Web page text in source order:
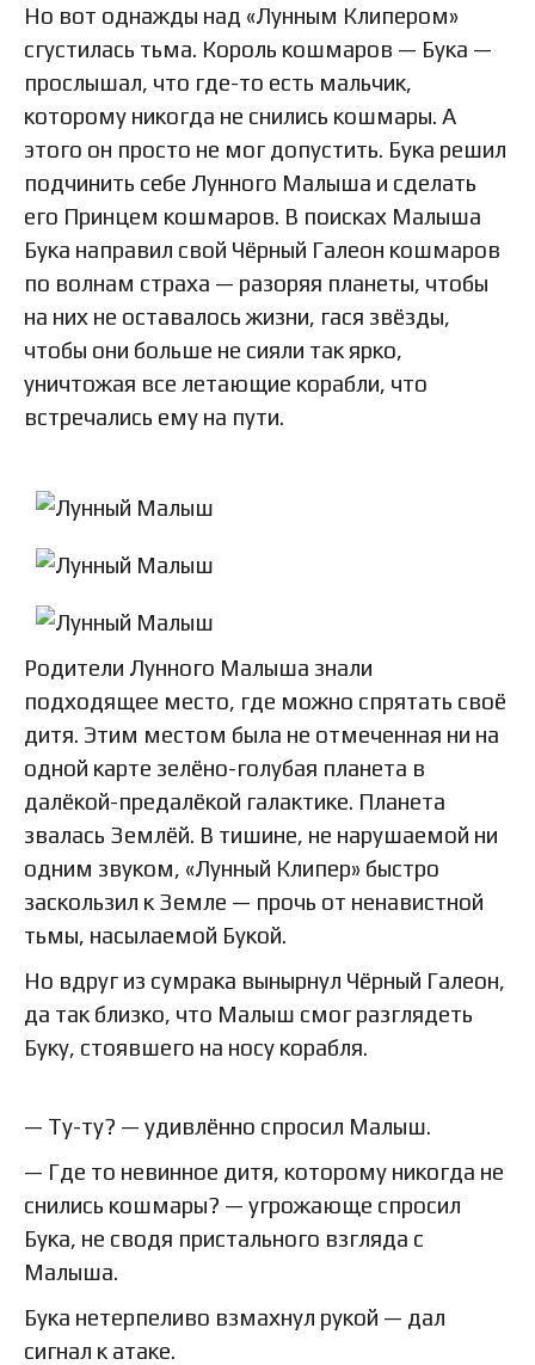
Но вот однажды над «Лунным Клипером»
сгустилась тьма. Король кошмаров — Бука —
прослышал, что где-то есть мальчик,
которому никогда не снились кошмары. А
этого он просто не мог допустить. Бука решил
подчинить себе Лунного Малыша и сделать
его Принцем кошмаров. В поисках Малыша
Бука направил свой Чёрный Галеон кошмаров
по волнам страха — разоряя планеты, чтобы
на них не оставалось жизни, гася звёзды,
чтобы они больше не сияли так ярко,
уничтожая все летающие корабли, что
встречались ему на пути.
Родители Лунного Малыша знали
подходящее место, где можно спрятать своё
дитя. Этим местом была не отмеченная ни на
одной карте зелёно-голубая планета в
далёкой-предалёкой галактике. Планета
звалась Землёй. В тишине, не нарушаемой ни
одним звуком, «Лунный Клипер» быстро
заскользил к Земле — прочь от ненавистной
тьмы, насылаемой Букой.
Но вдруг из сумрака вынырнул Чёрный Галеон,
да так близко, что Малыш смог разглядеть
Буку, стоявшего на носу корабля.
— Ту-ту? — удивлённо спросил Малыш.
— Где то невинное дитя, которому никогда не
снились кошмары? — угрожающе спросил
Бука, не сводя пристального взгляда с
Малыша.
Бука нетерпеливо взмахнул рукой — дал
сигнал к атаке.